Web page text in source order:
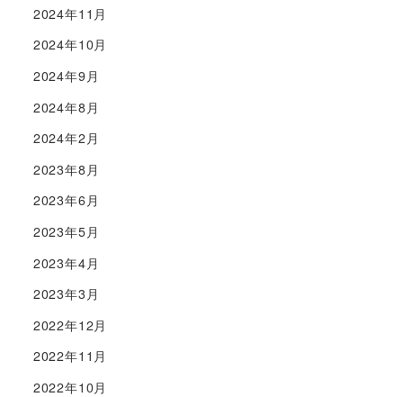
2024年11月
2024年10月
2024年9月
2024年8月
2024年2月
2023年8月
2023年6月
2023年5月
2023年4月
2023年3月
2022年12月
2022年11月
2022年10月